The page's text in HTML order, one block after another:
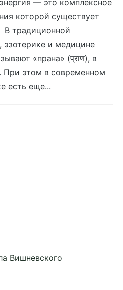
— это комплексное
которой существует
традиционной
и медицине
«прана» (प्राण), в
При этом в современном
есть еще...
Вишневского